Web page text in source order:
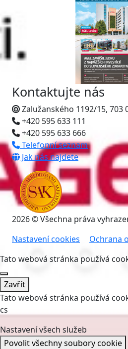
Kontaktujte nás
Zalužanského 1192/15, 703
+420 595 633 111
+420 595 633 666
Telefonní seznam
Jak nás najdete
2026 © Všechna práva
Nastavení cookies
Ochrana
Tato webová stránka používá
Zavřít
Tato webová stránka používá
cs
Nastavení všech služeb
Povolit všechny soubory cookie